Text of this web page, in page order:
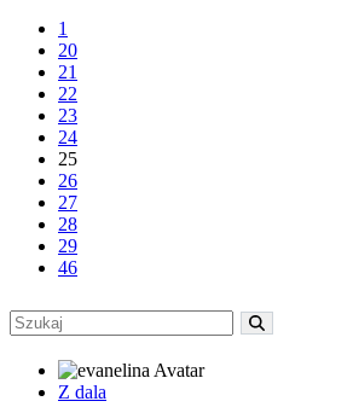
1
20
21
22
23
24
25
26
27
28
29
46
Z dala